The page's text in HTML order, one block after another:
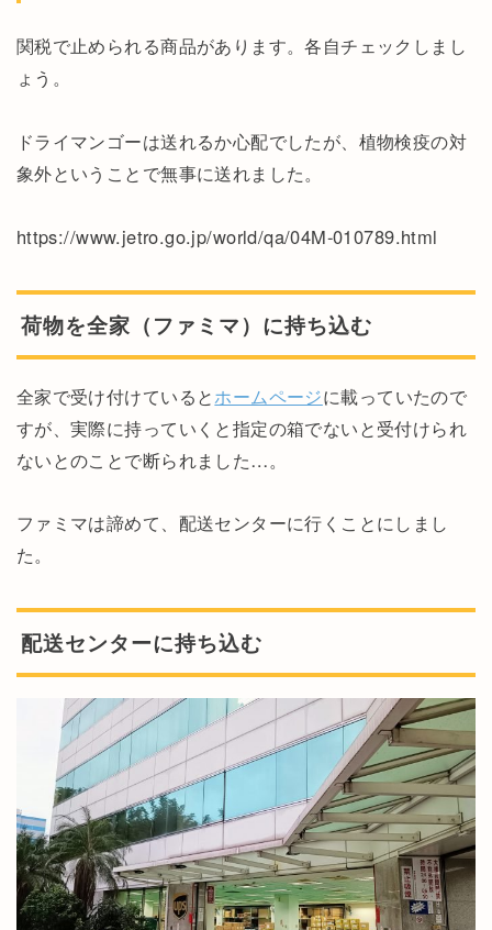
関税で止められる商品があります。各自チェックしまし
ょう。
ドライマンゴーは送れるか心配でしたが、植物検疫の対
象外ということで無事に送れました。
https://www.jetro.go.jp/world/qa/04M-010789.html
荷物を全家（ファミマ）に持ち込む
全家で受け付けているとホームページに載っていたので
すが、実際に持っていくと指定の箱でないと受付けられ
ないとのことで断られました…。
ファミマは諦めて、配送センターに行くことにしまし
た。
配送センターに持ち込む